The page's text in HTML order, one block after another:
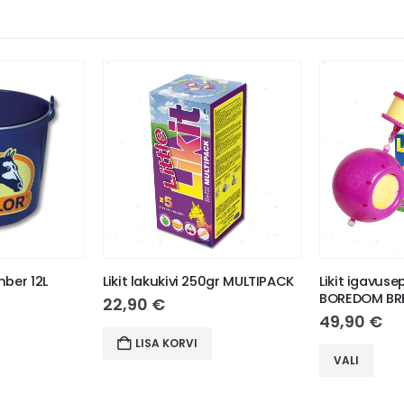
12L Likit lakukivi 250gr MULTIPACK
22,90 €
LISA KORVI
Likit
BOREDOM
49,90 €
VALI